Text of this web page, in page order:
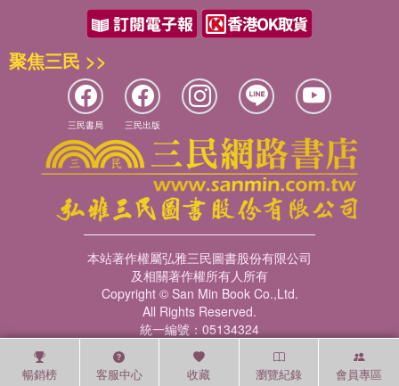
暢銷榜 客服中心 收藏 瀏覽紀錄 會員專區
聚焦三民 >>
三民書局 三民出版
本站著作權屬弘雅三民圖書股份有限公司
及相關著作權所有人所有
Copyright © San Min Book Co.,Ltd.
All Rights Reserved.
統一編號：05134324